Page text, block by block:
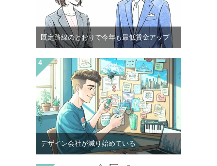
既定路線のとおりで今年も最低賃金アップ
デザイン会社が減り始めている